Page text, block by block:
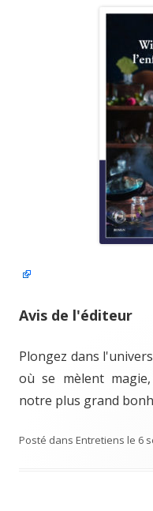
Avis de l'éditeur
Plongez dans
où se mèlent
notre plus grand
Posté dans Entretiens le 6